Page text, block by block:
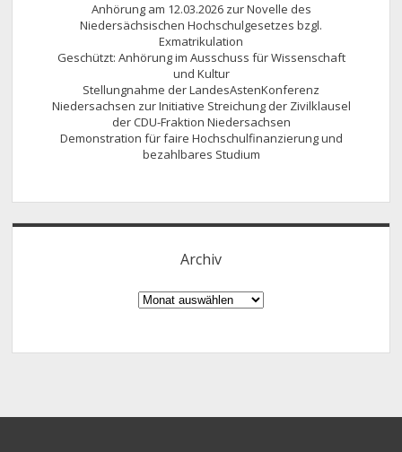
Anhörung am 12.03.2026 zur Novelle des
Niedersächsischen Hochschulgesetzes bzgl.
Exmatrikulation
Geschützt: Anhörung im Ausschuss für Wissenschaft
und Kultur
Stellungnahme der LandesAstenKonferenz
Niedersachsen zur Initiative Streichung der Zivilklausel
der CDU-Fraktion Niedersachsen
Demonstration für faire Hochschulfinanzierung und
bezahlbares Studium
Archiv
Archiv